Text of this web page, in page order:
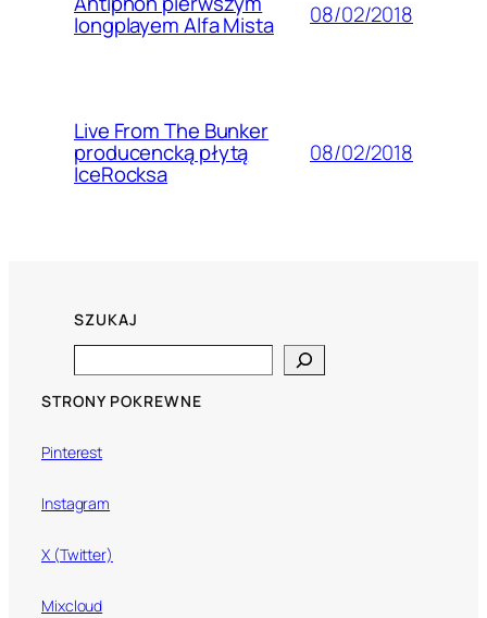
longplayem Alfa Mista 08/02/2018
Live From The Bunker
producencką płytą
IceRocksa
08/02/2018
SZUKAJ
STRONY POKREWNE
Pinterest
Instagram
X (Twitter)
Mixcloud